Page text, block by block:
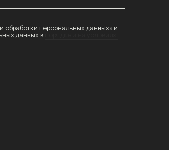
персональных данных» и
данных в